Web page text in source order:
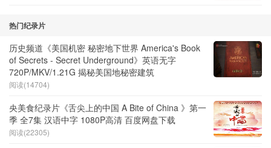
热门纪录片
历史频道《美国机密 秘密地下世界 America's Book
of Secrets - Secret Underground》英语无字
720P/MKV/1.21G 揭秘美国地秘密建筑
阅读(14704)
央美食纪录片《舌尖上的中国 A Bite of China 》第一
季 全7集 汉语中字 1080P高清 百度网盘下载
阅读(22305)